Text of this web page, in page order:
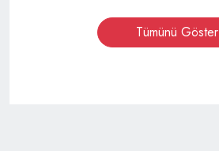
Tümünü Göster